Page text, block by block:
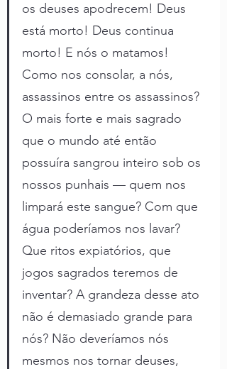
os deuses apodrecem! Deus
está morto! Deus continua
morto! E nós o matamos!
Como nos consolar, a nós,
assassinos entre os assassinos?
O mais forte e mais sagrado
que o mundo até então
possuíra sangrou inteiro sob os
nossos punhais — quem nos
limpará este sangue? Com que
água poderíamos nos lavar?
Que ritos expiatórios, que
jogos sagrados teremos de
inventar? A grandeza desse ato
não é demasiado grande para
nós? Não deveríamos nós
mesmos nos tornar deuses,